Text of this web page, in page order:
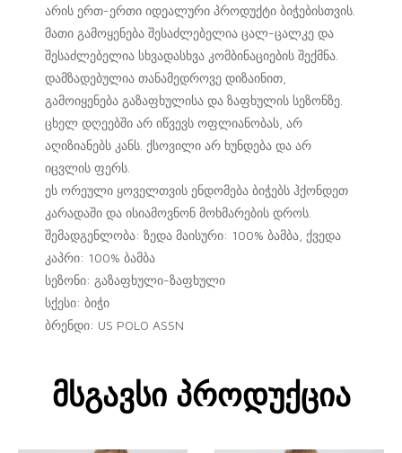
არის ერთ-ერთი იდეალური პროდუქტი ბიჭებისთვის.
მათი გამოყენება შესაძლებელია ცალ-ცალკე და
შესაძლებელია სხვადასხვა კომბინაციების შექმნა.
დამზადებულია თანამედროვე დიზაინით,
გამოიყენება გაზაფხულისა და ზაფხულის სეზონზე.
ცხელ დღეებში არ იწვევს ოფლიანობას, არ
აღიზიანებს კანს. ქსოვილი არ ხუნდება და არ
იცვლის ფერს.
ეს ორეული ყოველთვის ენდომება ბიჭებს ჰქონდეთ
კარადაში და ისიამოვნონ მოხმარების დროს.
შემადგენლობა: ზედა მაისური: 100% ბამბა, ქვედა
კაპრი: 100% ბამბა
სეზონი: გაზაფხული-ზაფხული
სქესი: ბიჭი
ბრენდი: US POLO ASSN
Მსგავსი Პროდუქცია